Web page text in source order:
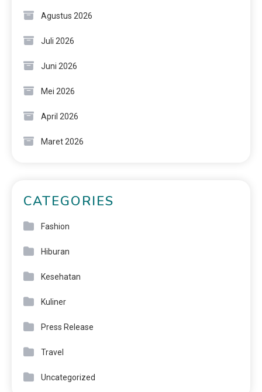
Agustus 2026
Juli 2026
Juni 2026
Mei 2026
April 2026
Maret 2026
CATEGORIES
Fashion
Hiburan
Kesehatan
Kuliner
Press Release
Travel
Uncategorized